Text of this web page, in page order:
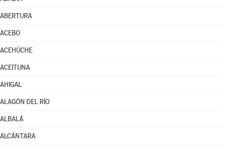
ABERTURA
ACEBO
ACEHÚCHE
ACEITUNA
AHIGAL
ALAGÓN DEL RÍO
ALBALÁ
ALCÁNTARA